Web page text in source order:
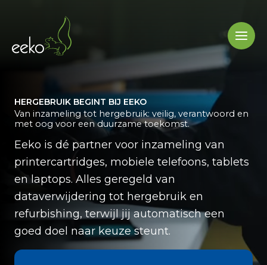
inhoud
HERGEBRUIK BEGINT BIJ EEKO
Van inzameling tot hergebruik: veilig, verantwoord en
met oog voor een duurzame toekomst.
Eeko is dé partner voor inzameling van
printercartridges, mobiele telefoons, tablets
en laptops. Alles geregeld van
dataverwijdering tot hergebruik en
refurbishing, terwijl jij automatisch een
goed doel naar keuze steunt.